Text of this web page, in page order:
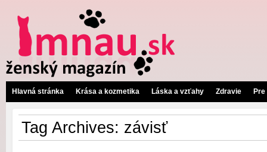
Hlavná stránka Krása a kozmetika Láska a vzťahy Zdravie
Tag Archives: závisť